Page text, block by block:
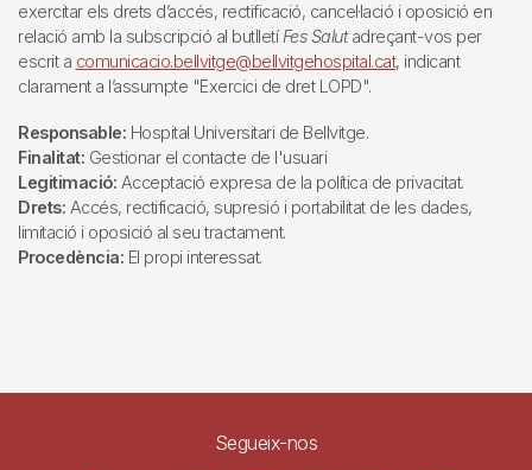
exercitar els drets d’accés, rectificació, cancel·lació i oposició en
relació amb la subscripció al butlletí Fes Salutadreçant-vos per
escrit a comunicacio.bellvitge@bellvitgehospital.cat, indicant
clarament a l’assumpte "Exercici de dret LOPD".
Responsable: Hospital Universitari de Bellvitge.
Finalitat: Gestionar el contacte de l'usuari
Legitimació: Acceptació expresa de la política de privacitat.
Drets: Accés, rectificació, supresió i portabilitat de les dades,
limitació i oposició al seu tractament.
Procedència: El propi interessat.
Segueix-nos